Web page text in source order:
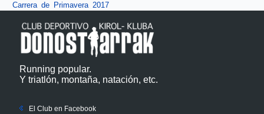
Carrera de Primavera 2017
Running popular.
Y triatlón, montaña, natación, etc.
El Club en Facebook